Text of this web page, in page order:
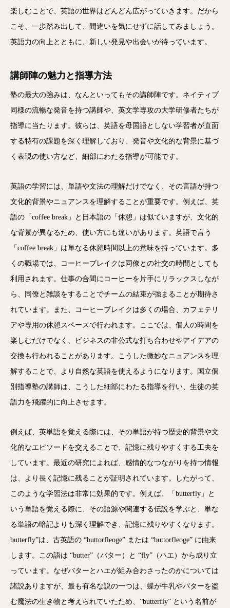
楽しむことで、英語の世界はどんどん広がっていきます。だから
こそ、一歩踏み出して、間違いを気にせずに話してみましょう。
英語力の向上とともに、新しい発見や出会いが待っています。
講師陣の魅力と指導方法
塾の最大の強みは、なんといってもその講師陣です。ネイティブ
同様の流暢な発音を持つ講師や、英文学専攻の大学研修者たちが
指導に当たります。彼らは、英語を母国語としない学習者が直面
する特有の課題を深く理解しており、発音や文化的な背景に基づ
く表現の使い方など、細部にわたる指導が可能です。
英語の学習には、単語や文法の理解だけでなく、その言語が持つ
文化的背景やニュアンスを理解することが重要です。例えば、英
語の「coffee break」と日本語の「休憩」は似ていますが、文化的
な背景が異なるため、使い方にも違いがあります。英語で言う
「coffee break」は単なる休憩時間以上の意味を持っています。多
くの職場では、コーヒーブレイクは同僚との社交の時間としても
利用されます。仕事の合間にコーヒーを片手にリラックスしなが
ら、同僚と雑談をすることでチームの結束が強まることが期待さ
れています。また、コーヒーブレイクは多くの場合、カフェテリ
アや専用の休憩スペースで行われます。ここでは、個人の時間を
楽しむだけでなく、ビジネスの非公式な打ち合わせやアイデアの
交換も行われることがあります。こうした微妙なニュアンスを理
解することで、より自然な英語を使えるようになります。国立個
別指導塾の講師は、こうした細部にわたる指導を行い、生徒の英
語力を飛躍的に向上させます。
例えば、英単語を覚える際には、その単語が持つ歴史的背景や文
化的なエピソードを交えることで、記憶に残りやすくする工夫を
しています。最近の研究によれば、感情的なつながりを持つ情報
は、より長く記憶に残ることが証明されています。したがって、
このような学習法は非常に効果的です。例えば、「butterfly」と
いう単語を覚える際に、その語源や関連する伝説を学ぶと、単な
る単語の暗記よりも深く理解でき、記憶に残りやすくなります。
butterfly”は、古英語の “buttorfleoge” または “buttorfleoge” に由来
します。この語は “butter”（バター）と “fly”（ハエ）から成り立
っています。なぜバターとハエが組み合わさったのかについては
諸説ありますが、最も有名な説の一つは、蝶が牛乳やバターを盗
む魔法の生き物と考えられていたため、”butterfly” という名前が